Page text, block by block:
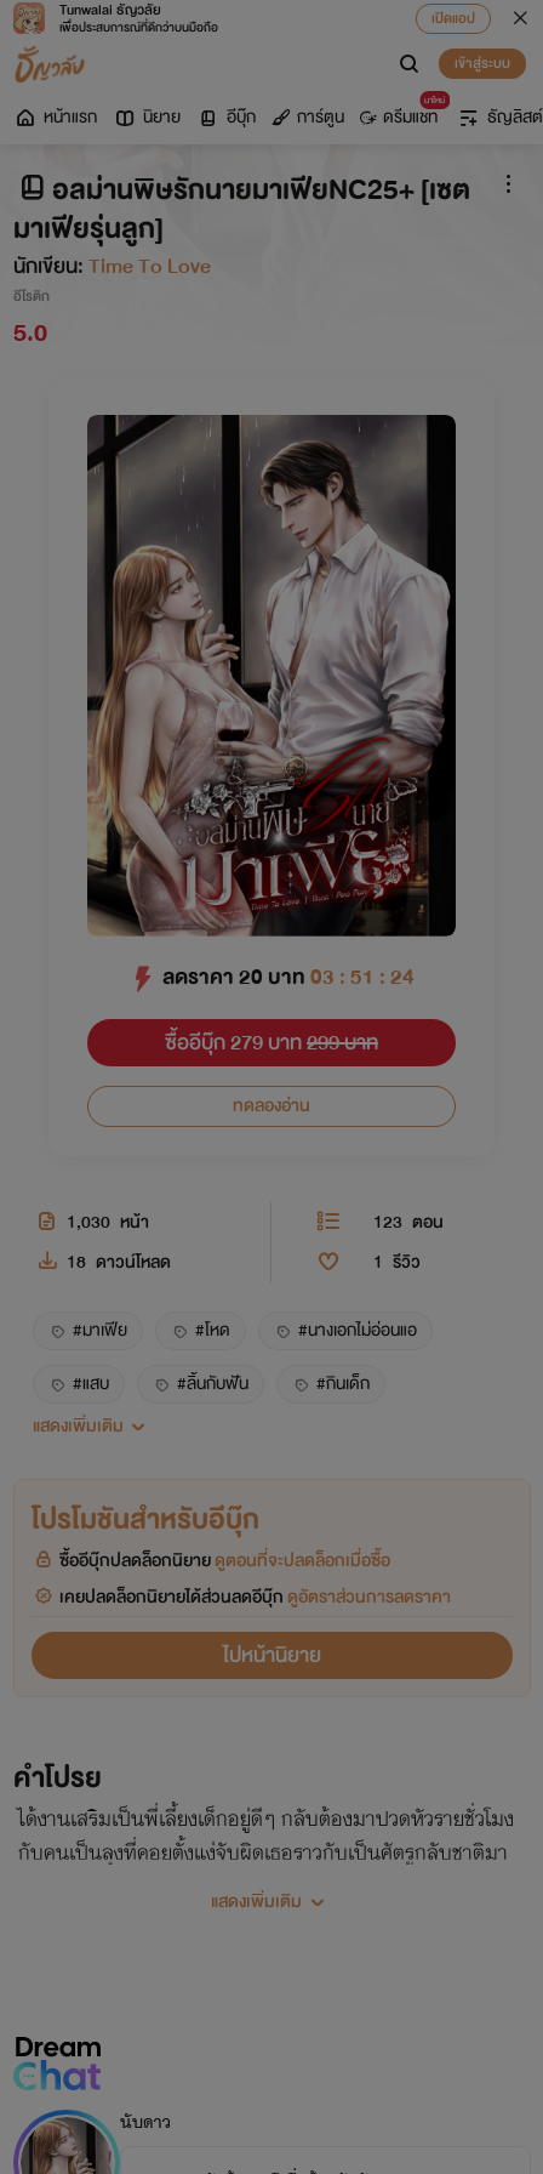
Tunwalai ธัญวลัย
เพื่อประสบการณ์ที่ดีกว่าบนมือถือ
เปิดแอป
เข้าสู่ระบบ
หน้าแรก นิยาย อีบุ๊ก การ์ตูน
มาใหม่
ดรีมแชท ธัญลิสต์
อลม่านพิษรักนายมาเฟียNC25+ [เซต
มาเฟียรุ่นลูก]
นักเขียน:Time To Love
อีโรติก
5.0
ลดราคา20 บาท03 : 51 : 24
ซื้ออีบุ๊ก 279 บาท299 บาท
ทดลองอ่าน
1,030 หน้า 123 ตอน
18 ดาวน์โหลด 1 รีวิว
#มาเฟีย #โหด
#นางเอกไม่อ่อนแอ
#แสบ
#ลิ้นกับฟัน
#กินเด็ก
#กินแล้วกินอีก
#ซาตาน
#ตลก
#มาเฟียขายขำ
#เลี้ยงต้อย
#ป่าเถื่อน
#NC20+++
#มาเฟียรุ่นลูก
แสดงเพิ่มเติม
โปรโมชันสำหรับอีบุ๊ก
ซื้ออีบุ๊กปลดล็อกนิยายดูตอนที่จะปลดล็อกเมื่อซื้อ
เคยปลดล็อกนิยายได้ส่วนลดอีบุ๊ก ดูอัตราส่วนการลดราคา
ไปหน้านิยาย
คำโปรย
ได้งานเสริมเป็นพี่เลี้ยงเด็กอยู่ดีๆ กลับต้องมาปวดหัวรายชั่วโมง
กับคนเป็นลุงที่คอยตั้งแง่จับผิดเธอราวกับเป็นศัตรูกลับชาติมา
เกิด! ยิ่งหลบยิ่งเจอ ยิ่งหนียิ่งตาม แต่พอเธอไม่สนใจ..เขากลับ
แสดงเพิ่มเติม
นับดาว